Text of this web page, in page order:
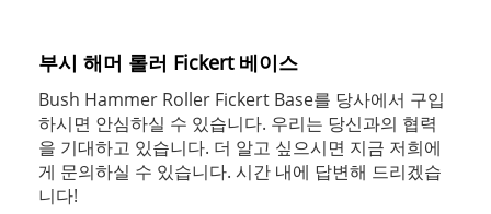
부시 해머 롤러 Fickert 베이스
Bush Hammer Roller Fickert Base를 당사에서 구입
하시면 안심하실 수 있습니다. 우리는 당신과의 협력
을 기대하고 있습니다. 더 알고 싶으시면 지금 저희에
게 문의하실 수 있습니다. 시간 내에 답변해 드리겠습
니다!